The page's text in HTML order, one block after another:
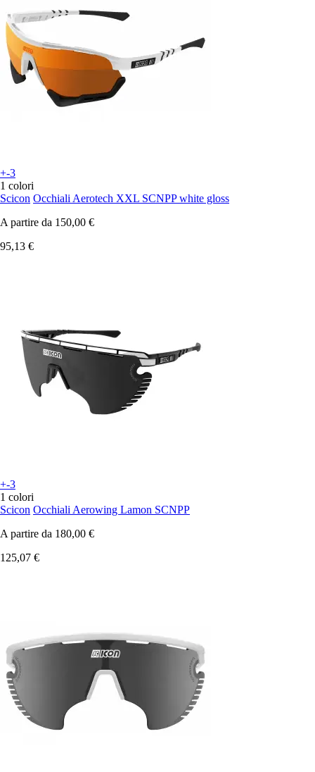
+-3
1 colori
Scicon Occhiali Aerotech XXL SCNPP white gloss
A partire da 150,00 €
95,13 €
+-3
1 colori
Scicon Occhiali Aerowing Lamon SCNPP
A partire da 180,00 €
125,07 €